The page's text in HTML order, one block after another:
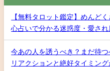
【無料タロット鑑定】めんど
心占いで分かる迷惑度・愛され
今あの人を誘うべき？まだ待
リアクションと絶好タイミン